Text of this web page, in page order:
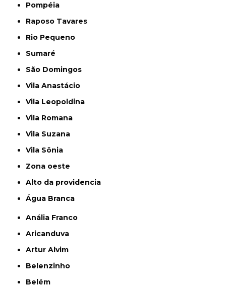
Pompéia
Raposo Tavares
Rio Pequeno
Sumaré
São Domingos
Vila Anastácio
Vila Leopoldina
Vila Romana
Vila Suzana
Vila Sônia
Zona oeste
alto da providencia
Água Branca
Anália Franco
Aricanduva
Artur Alvim
Belenzinho
Belém